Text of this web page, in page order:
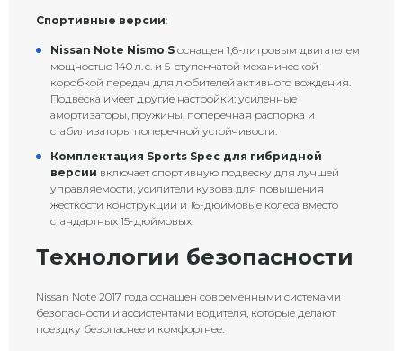
Спортивные версии:
Nissan Note Nismo S оснащен 1,6-литровым двигателем
мощностью 140 л. с. и 5-ступенчатой механической
коробкой передач для любителей активного вождения.
Подвеска имеет другие настройки: усиленные
амортизаторы, пружины, поперечная распорка и
стабилизаторы поперечной устойчивости.
Комплектация Sports Spec для гибридной
версии включает спортивную подвеску для лучшей
управляемости, усилители кузова для повышения
жесткости конструкции и 16-дюймовые колеса вместо
стандартных 15-дюймовых.
Технологии безопасности
Nissan Note 2017 года оснащен современными системами
безопасности и ассистентами водителя, которые делают
поездку безопаснее и комфортнее.